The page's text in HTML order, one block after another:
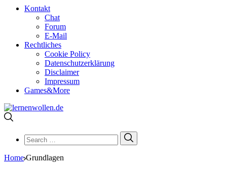
Kontakt
Chat
Forum
E-Mail
Rechtliches
Cookie Policy
Datenschutzerklärung
Disclaimer
Impressum
Games&More
Search
for:
Home Grundlagen